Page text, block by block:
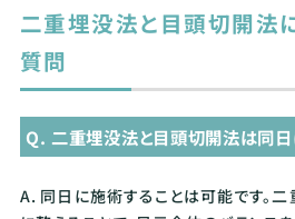
二重埋没法と目頭切開法
質問
Q. 二重埋没法と目頭切開法は同日
A. 同日に施術することは可能です。